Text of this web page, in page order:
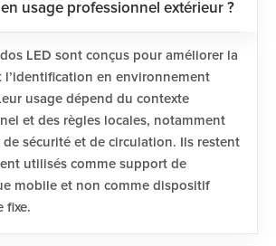
usage professionnel extérieur ?
dos LED sont conçus pour améliorer la
l’identification en environnement
usage dépend du contexte
et des règles locales, notamment
de sécurité et de circulation. Ils restent
utilisés comme support de
mobile et non comme dispositif
fixe.